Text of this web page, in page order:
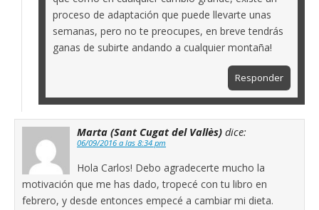
proceso de adaptación que puede llevarte unas
semanas, pero no te preocupes, en breve tendrás
ganas de subirte andando a cualquier montaña!
Responder
Marta (Sant Cugat del Vallès) dice:
06/09/2016 a las 8:34 pm
Hola Carlos! Debo agradecerte mucho la
motivación que me has dado, tropecé con tu libro en
febrero, y desde entonces empecé a cambiar mi dieta.